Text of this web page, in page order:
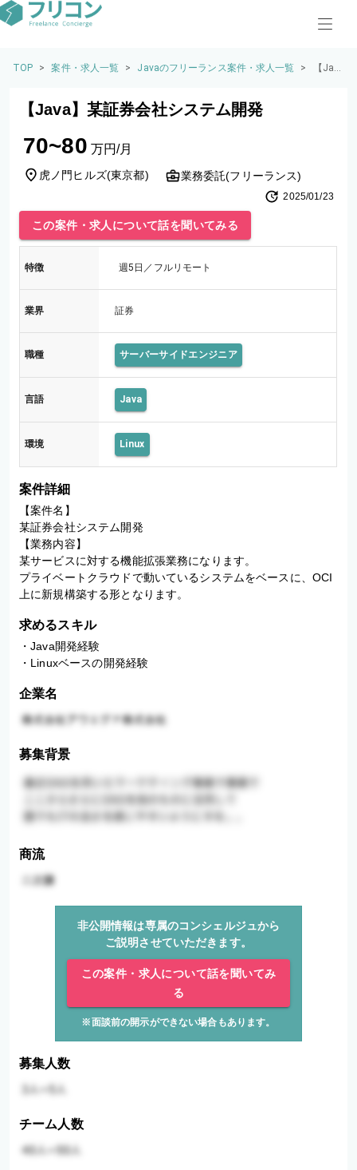
TOP > 案件・求人一覧 > Javaのフリーランス案件・求人一覧 >
【Jav
【Java】某証券会社システム開発
70~80 万円/月
虎ノ門ヒルズ(東京都) 業務委託(フリーランス)
2025/01/23
この案件・求人について話を聞いてみる
特徴 週5日／フルリモート
業界 証券
職種 サーバーサイドエンジニア
言語 Java
環境 Linux
案件詳細
【案件名】
某証券会社システム開発
【業務内容】
某サービスに対する機能拡張業務になります。
プライベートクラウドで動いているシステムをベースに、OCI
求めるスキル
・Java開発経験
・Linuxベースの開発経験
企業名
募集背景
商流
非公開情報は専属のコンシェルジュから
ご説明させていただきます。
この案件・求人について話を聞いてみ
る
※面談前の開示ができない場合もあります。
募集人数
チーム人数